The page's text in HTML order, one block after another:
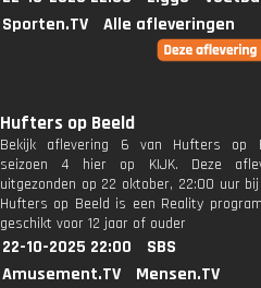
Sporten.TV
Alle afleveringen
Hufters op Beeld
Bekijk aflevering 6 van Hufters op
seizoen 4 hier op KIJK. Deze
uitgezonden op 22 oktober, 22:00 uur bij
Hufters op Beeld is een Reality
geschikt voor 12 jaar of ouder
22-10-2025 22:00
SBS
Amusement.TV
Mensen.TV